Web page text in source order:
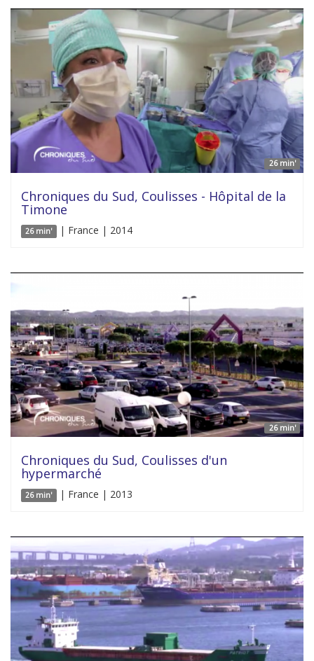
26 min'
Chroniques du Sud, Coulisses - Hôpital de la
Timone
26 min' | France | 2014
26 min'
Chroniques du Sud, Coulisses d'un
hypermarché
26 min' | France | 2013